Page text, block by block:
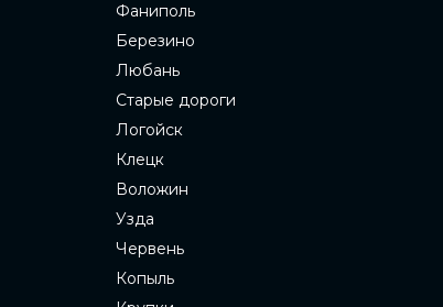
Фаниполь
Березино
Любань
Старые дороги
Логойск
Клецк
Воложин
Узда
Червень
Копыль